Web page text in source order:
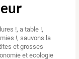
!,a table !,
!,sauvons la
et grosses
et ecologie